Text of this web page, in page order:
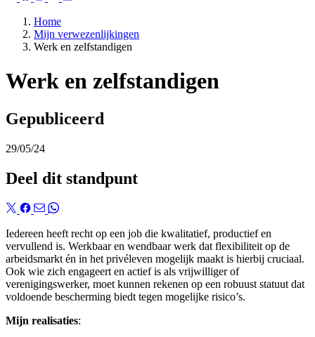
Home
Mijn verwezenlijkingen
Werk en zelfstandigen
Werk en zelfstandigen
Gepubliceerd
29/05/24
Deel dit standpunt
Iedereen heeft recht op een job die kwalitatief, productief en
vervullend is. Werkbaar en wendbaar werk dat flexibiliteit op de
arbeidsmarkt én in het privéleven mogelijk maakt is hierbij cruciaal.
Ook wie zich engageert en actief is als vrijwilliger of
verenigingswerker, moet kunnen rekenen op een robuust statuut dat
voldoende bescherming biedt tegen mogelijke risico’s.
Mijn realisaties: